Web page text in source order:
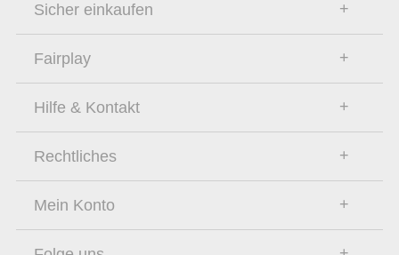
Sicher einkaufen
Fairplay
Hilfe & Kontakt
Rechtliches
Mein Konto